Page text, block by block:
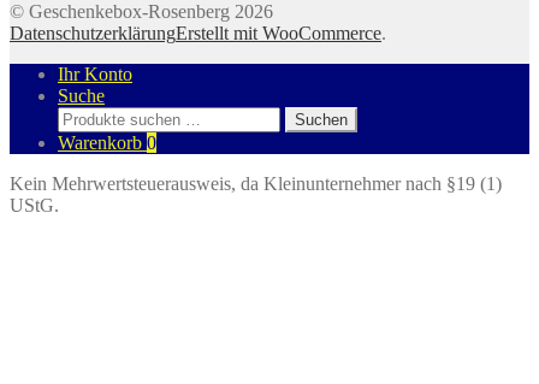
© Geschenkebox-Rosenberg 2026
DatenschutzerklärungErstellt mit WooCommerce.
Ihr Konto
Suche
Suchen
nach:
Suchen
Warenkorb 0
Kein Mehrwertsteuerausweis, da Kleinunternehmer nach §19 (1)
UStG.